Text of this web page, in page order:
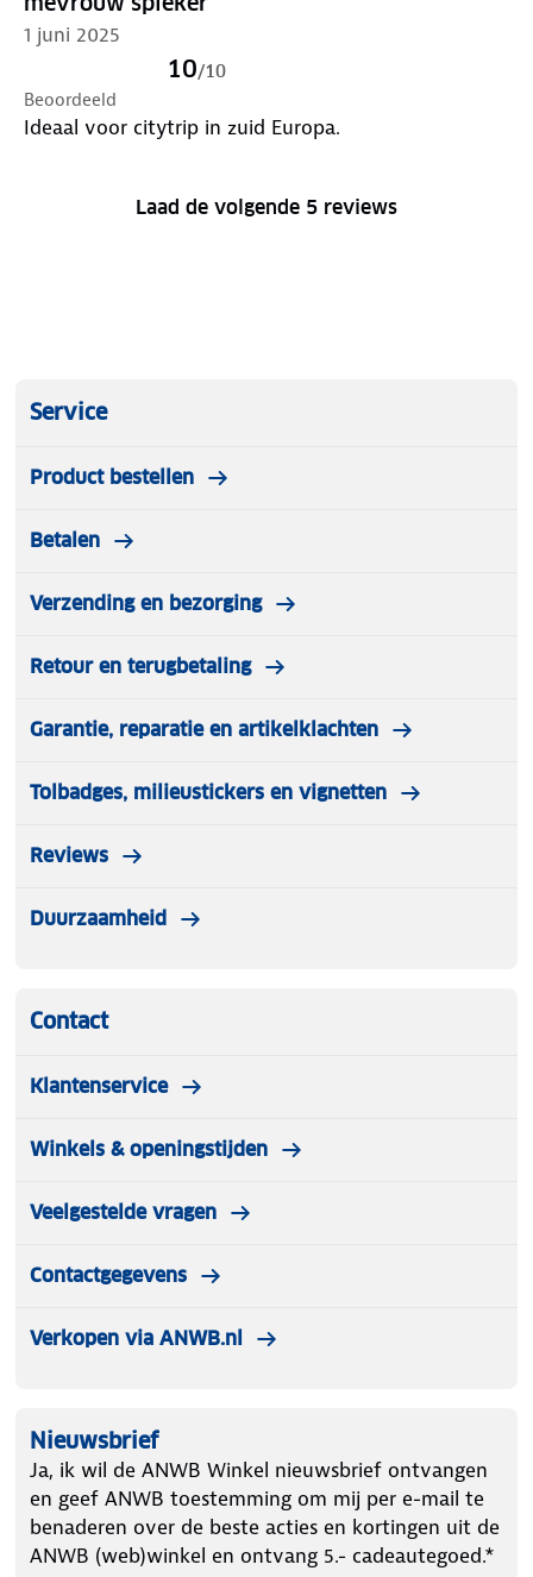
1 juni 2025
10/10
Beoordeeld
Ideaal voor citytrip in zuid Europa.
Laad de volgende 5 reviews
Service
Product bestellen
Betalen
Verzending en bezorging
Retour en terugbetaling
Garantie, reparatie en artikelklachten
Tolbadges, milieustickers en vignetten
Reviews
Duurzaamheid
Contact
Klantenservice
Winkels & openingstijden
Veelgestelde vragen
Contactgegevens
Verkopen via ANWB.nl
Nieuwsbrief
Ja, ik wil de ANWB Winkel nieuwsbrief ontvangen
en geef ANWB toestemming om mij per e-mail te
benaderen over de beste acties en kortingen uit de
ANWB (web)winkel en ontvang 5.- cadeautegoed.*